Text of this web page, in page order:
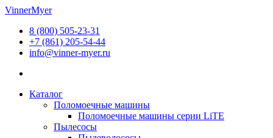
Перейти
содержимому
VinnerMyer
8 (800) 505-23-31
+7 (861) 205-54-44
info@vinner-myer.ru
Каталог
Поломоечные машины
Поломоечные машины серии LiTE
Пылесосы